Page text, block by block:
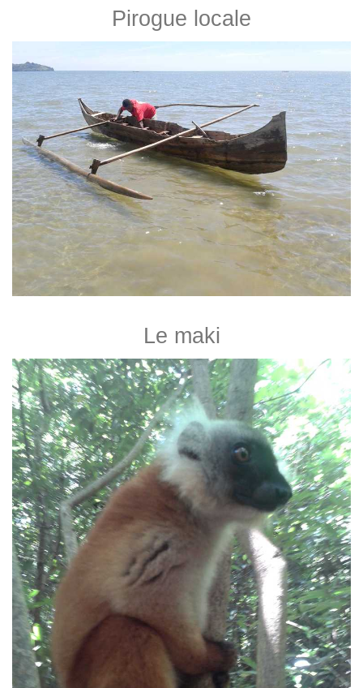
Pirogue locale
Le maki